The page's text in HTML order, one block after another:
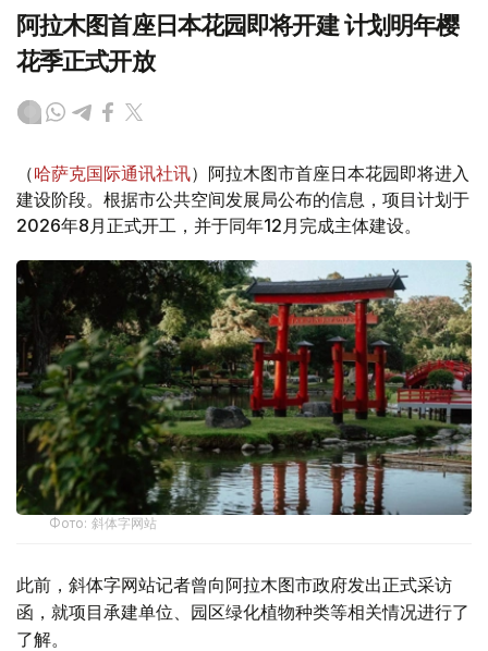
阿拉木图首座日本花园即将开建 计划明年樱
花季正式开放
（哈萨克国际通讯社讯）阿拉木图市首座日本花园即将进入
建设阶段。根据市公共空间发展局公布的信息，项目计划于
2026年8月正式开工，并于同年12月完成主体建设。
Фото: 斜体字网站
此前，斜体字网站记者曾向阿拉木图市政府发出正式采访
函，就项目承建单位、园区绿化植物种类等相关情况进行了
了解。